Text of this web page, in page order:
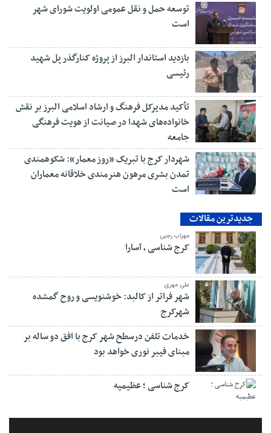
توسعه حمل و نقل عمومی اولویت شورای شهر
است
بازدید استاندار البرز از پروژه کنارگذر پل شهید
رئیسی
تأکید مدیرکل فرهنگ و ارشاد اسلامی البرز بر نقش
خانواده‌های شهدا در صیانت از هویت فرهنگی
جامعه
شهردار کرج با تبریک «روز معمار»: شکوهمندی
تمدن بشری مرهون هنرمندی خلاقانه معماران
است
جدیدترین مقالات
مهراب رجبی
کرج شناسی ، آسارا
علی مهری
شهر فراتر از کالبد: خوشنویسی و روح گمشده
شهرکرج
خدمات تلفن درسطح شهر کرج با افق دو ساله بر
مبنای فیبر نوری خواهد بود
کرج شناسی ؛ عظیمیه